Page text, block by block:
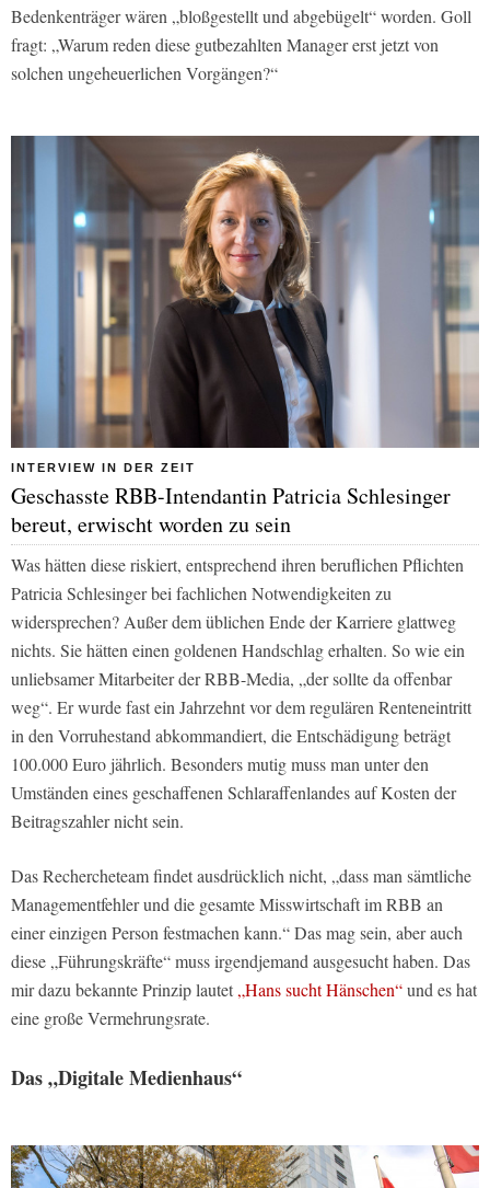
Bedenkenträger wären „bloßgestellt und abgebügelt“ worden. Goll
fragt: „Warum reden diese gutbezahlten Manager erst jetzt von
solchen ungeheuerlichen Vorgängen?“
INTERVIEW IN DER ZEIT
Geschasste RBB-Intendantin Patricia Schlesinger
bereut, erwischt worden zu sein
Was hätten diese riskiert, entsprechend ihren beruflichen Pflichten
Patricia Schlesinger bei fachlichen Notwendigkeiten zu
widersprechen? Außer dem üblichen Ende der Karriere glattweg
nichts. Sie hätten einen goldenen Handschlag erhalten. So wie ein
unliebsamer Mitarbeiter der RBB-Media, „der sollte da offenbar
weg“. Er wurde fast ein Jahrzehnt vor dem regulären Renteneintritt
in den Vorruhestand abkommandiert, die Entschädigung beträgt
100.000 Euro jährlich. Besonders mutig muss man unter den
Umständen eines geschaffenen Schlaraffenlandes auf Kosten der
Beitragszahler nicht sein.
Das Rechercheteam findet ausdrücklich nicht, „dass man sämtliche
Managementfehler und die gesamte Misswirtschaft im RBB an
einer einzigen Person festmachen kann.“ Das mag sein, aber auch
diese „Führungskräfte“ muss irgendjemand ausgesucht haben. Das
mir dazu bekannte Prinzip lautet „Hans sucht Hänschen“und es hat
eine große Vermehrungsrate.
Das „Digitale Medienhaus“